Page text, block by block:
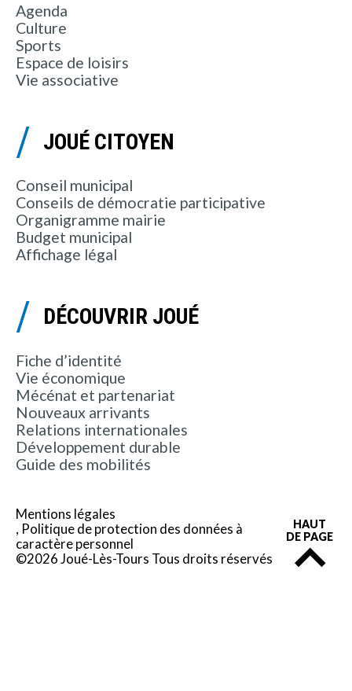
Agenda
Culture
Sports
Espace de loisirs
Vie associative
JOUÉ CITOYEN
Conseil municipal
Conseils de démocratie participative
Organigramme mairie
Budget municipal
Affichage légal
DÉCOUVRIR JOUÉ
Fiche d’identité
Vie économique
Mécénat et partenariat
Nouveaux arrivants
Relations internationales
Développement durable
Guide des mobilités
Mentions légales
Politique de protection des données à
caractère personnel
©2026 Joué-Lès-Tours Tous droits réservés
HAUT
DE PAGE